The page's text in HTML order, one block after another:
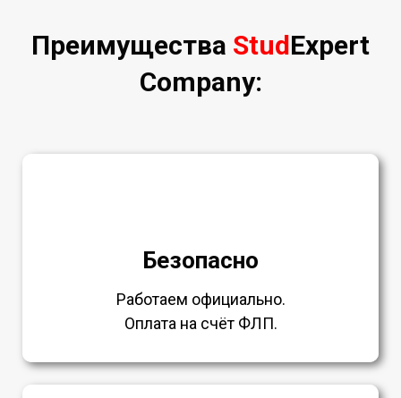
Преимущества StudExpert
Company:
Безопасно
Работаем официально.
Оплата на счёт ФЛП.